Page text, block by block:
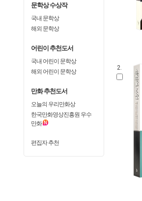
문학상 수상작
국내 문학상
해외 문학상
어린이 추천도서
국내 어린이 문학상
해외 어린이 문학상
만화 추천도서
오늘의 우리만화상
한국만화영상진흥원 우수
만화
편집자 추천
2.